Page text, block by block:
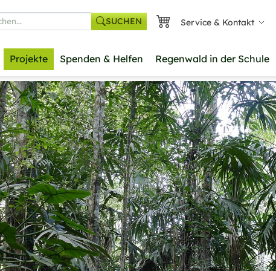
SUCHEN Service & Kontakt
Projekte Spenden & Helfen Regenwald in der Schule